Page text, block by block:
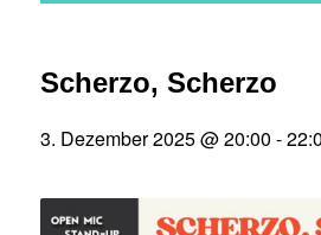
Scherzo, Scherzo
3. Dezember 2025 @ 20:00 -